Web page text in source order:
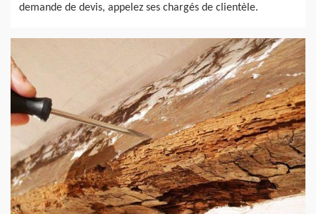
demande de devis, appelez ses chargés de clientèle.